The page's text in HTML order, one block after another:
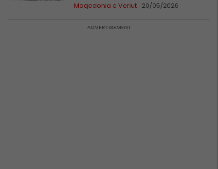
se ajo diskotekë punonte
Maqedonia e Veriut 20/05/2026